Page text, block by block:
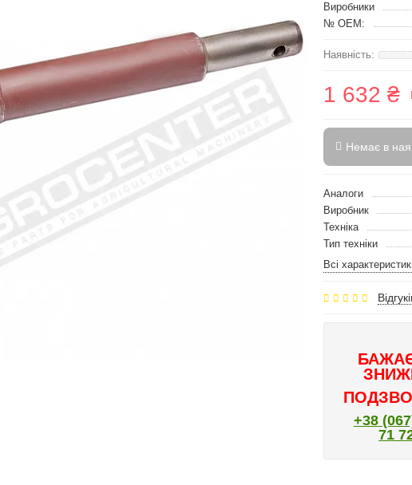
Виробники
№ OEM:
1 632 ₴
Немає в
Аналоги
Виробник
Техніка
Тип техніки
Всі
+38
71